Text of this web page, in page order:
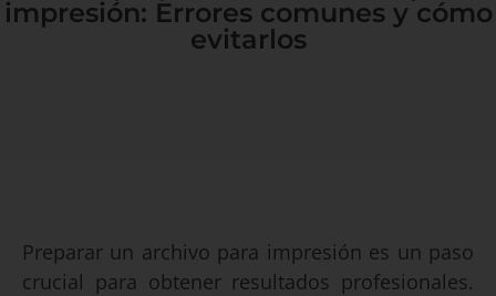
impresión: Errores comunes y cómo
evitarlos
Preparar un archivo para impresión es un paso
crucial para obtener resultados profesionales.